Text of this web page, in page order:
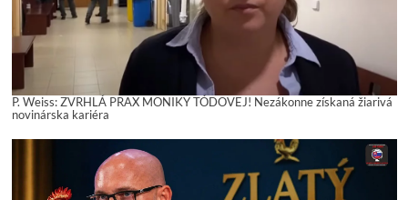
P. Weiss: ZVRHLÁ PRAX MONIKY TÓDOVEJ! Nezákonne získaná žiarivá
novinárska kariéra